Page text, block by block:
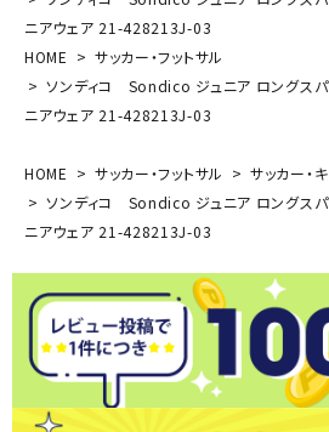
ニアウェア 21-428213J-03
HOME
サッカー・フットサル
ソンディコ Sondico ジュニア ロングスパ
ニアウェア 21-428213J-03
HOME サッカー・フットサル サッカー・
ソンディコ Sondico ジュニア ロングスパ
ニアウェア 21-428213J-03